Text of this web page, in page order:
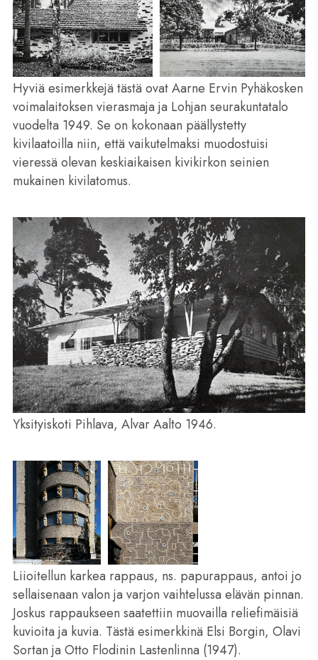
Hyviä esimerkkejä tästä ovat Aarne Ervin Pyhäkosken
voimalaitoksen vierasmaja ja Lohjan seurakuntatalo
vuodelta 1949. Se on kokonaan päällystetty
kivilaatoilla niin, että vaikutelmaksi muodostuisi
vieressä olevan keskiaikaisen kivikirkon seinien
mukainen kivilatomus.
Yksityiskoti Pihlava, Alvar Aalto 1946.
Liioitellun karkea rappaus, ns. papurappaus, antoi jo
sellaisenaan valon ja varjon vaihtelussa elävän pinnan.
Joskus rappaukseen saatettiin muovailla reliefimäisiä
kuvioita ja kuvia. Tästä esimerkkinä Elsi Borgin, Olavi
Sortan ja Otto Flodinin Lastenlinna (1947).